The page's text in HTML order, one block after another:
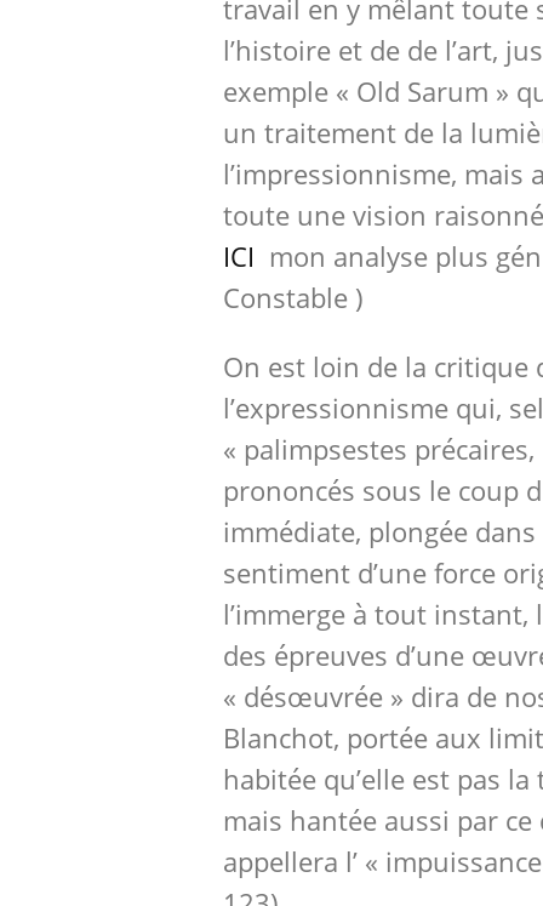
travail en y mêlant toute
l’histoire et de de l’art,
exemple « Old Sarum »
un traitement de la
l’impressionnisme, mais
toute une vision
ICI mon analyse plus
Constable )
On est loin de la critique
l’expressionnisme qui,
« palimpsestes
prononcés sous le coup
immédiate, plongée
sentiment d’une force
l’immerge à tout
des épreuves d’une
« désœuvrée » dira de
Blanchot, portée aux
habitée qu’elle est pas
mais hantée aussi par ce
appellera l’ «